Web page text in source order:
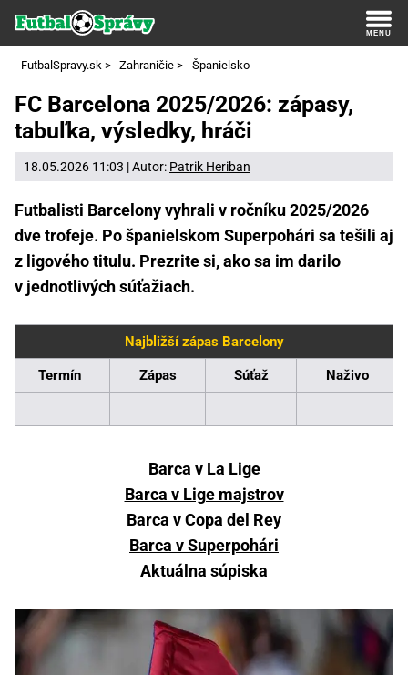
FutbalSpravy.sk > Zahraničie > Španielsko
FC Barcelona 2025/2026: zápasy,
tabuľka, výsledky, hráči
18.05.2026 11:03 | Autor: Patrik Heriban
Futbalisti Barcelony vyhrali v ročníku 2025/2026
dve trofeje. Po španielskom Superpohári sa tešili aj
z ligového titulu. Prezrite si, ako sa im darilo
v jednotlivých súťažiach.
Najbližší zápas Barcelony
Termín Zápas Súťaž Naživo
Barca v La Lige
Barca v Lige majstrov
Barca v Copa del Rey
Barca v Superpohári
Aktuálna súpiska